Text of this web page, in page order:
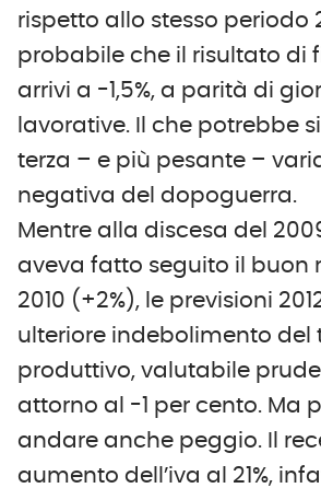
rispetto allo stesso periodo
probabile che il risultato di
arrivi a -1,5%, a parità di
lavorative. Il che potrebbe
terza – e più pesante –
negativa del dopoguerra.
Mentre alla discesa del
aveva fatto seguito il buon
2010 (+2%), le previsioni
ulteriore indebolimento del
produttivo, valutabile
attorno al -1 per cento. Ma
andare anche peggio. Il
aumento dell’iva al 21%,